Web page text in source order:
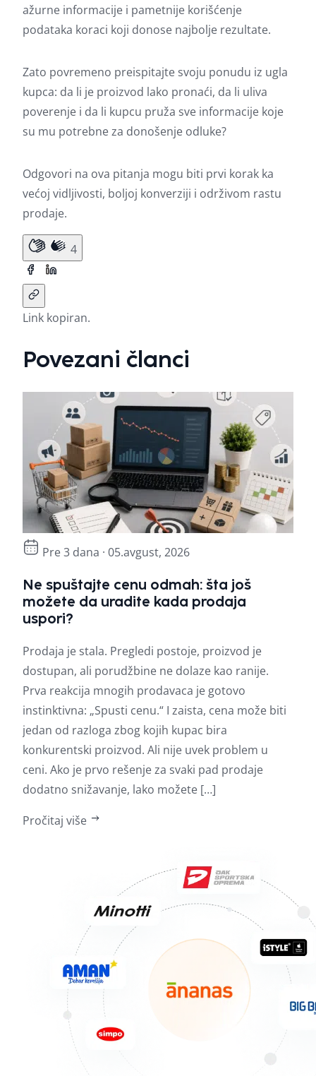
ažurne informacije i pametnije korišćenje
podataka koraci koji donose najbolje rezultate.
Zato povremeno preispitajte svoju ponudu iz ugla
kupca: da li je proizvod lako pronaći, da li uliva
poverenje i da li kupcu pruža sve informacije koje
su mu potrebne za donošenje odluke?
Odgovori na ova pitanja mogu biti prvi korak ka
većoj vidljivosti, boljoj konverziji i održivom rastu
prodaje.
4
Link kopiran.
Povezani članci
Pre 3 dana · 05.avgust, 2026
Ne spuštajte cenu odmah: šta još
možete da uradite kada prodaja
uspori?
Prodaja je stala. Pregledi postoje, proizvod je
dostupan, ali porudžbine ne dolaze kao ranije.
Prva reakcija mnogih prodavaca je gotovo
instinktivna: „Spusti cenu.“ I zaista, cena može biti
jedan od razloga zbog kojih kupac bira
konkurentski proizvod. Ali nije uvek problem u
ceni. Ako je prvo rešenje za svaki pad prodaje
dodatno snižavanje, lako možete […]
Pročitaj više